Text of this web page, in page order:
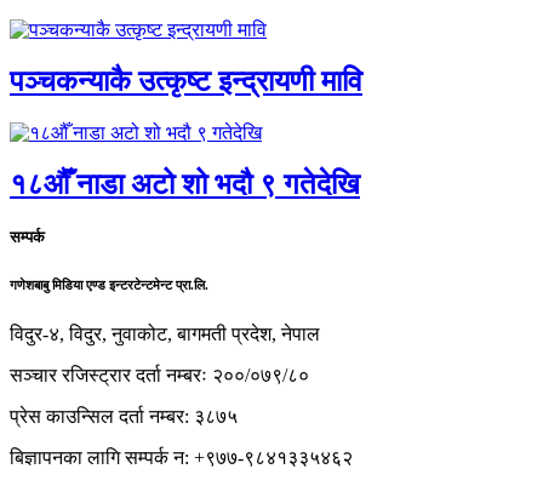
पञ्चकन्याकै उत्कृष्ट इन्द्रायणी मावि
१८औँ नाडा अटो शो भदौ ९ गतेदेखि
सम्पर्क
गणेशबाबु मिडिया एण्ड इन्टरटेन्टमेन्ट प्रा.लि.
विदुर-४, विदुर, नुवाकोट, बागमती प्रदेश, नेपाल
सञ्चार रजिस्ट्रार दर्ता नम्बरः २००/०७९/८०
प्रेस काउन्सिल दर्ता नम्बर: ३८७५
बिज्ञापनका लागि सम्पर्क न: +९७७-९८४१३३५४६२